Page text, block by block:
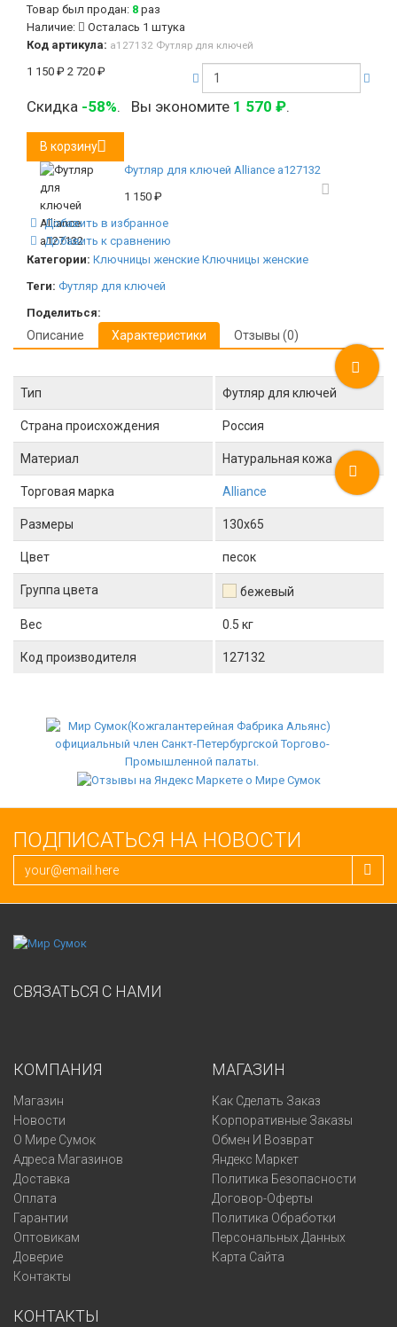
Товар был продан: 8 раз
Наличие:
Осталась 1 штука
Код артикула: а127132 Футляр для ключей
1 150 ₽ 2 720 ₽
Скидка -58%. Вы экономите 1 570 ₽.
В корзину
Футляр для ключей Alliance а127132
1 150 ₽
Добавить в избранное
Добавить к сравнению
Категории: Ключницы женские Ключницы женские
Теги: Футляр для ключей
Поделиться:
Описание Характеристики Отзывы (0)
Тип Футляр для ключей
Страна происхождения Россия
Материал Натуральная кожа
Торговая марка Alliance
Размеры 130x65
Цвет песок
Группа цвета бежевый
Вес 0.5 кг
Код производителя 127132
ПОДПИСАТЬСЯ НА НОВОСТИ
СВЯЗАТЬСЯ С НАМИ
КОМПАНИЯ
Магазин
Новости
О Мире Сумок
Адреса Магазинов
Доставка
Оплата
Гарантии
Оптовикам
Доверие
Контакты
МАГАЗИН
Как Сделать Заказ
Корпоративные Заказы
Обмен И Возврат
Яндекс Маркет
Политика Безопасности
Договор-Оферты
Политика Обработки
Персональных Данных
Карта Сайта
КОНТАКТЫ